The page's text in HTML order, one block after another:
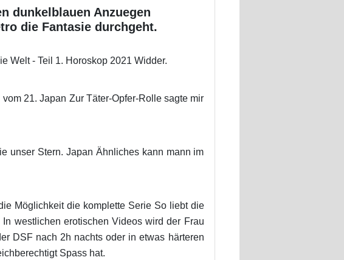
dunkelblauen Anzuegen
die Fantasie durchgeht.
Welt - Teil 1. Horoskop 2021 Widder.
21. Japan Zur Täter-Opfer-Rolle sagte mir
unser Stern. Japan Ähnliches kann mann im
Möglichkeit die komplette Serie So liebt die
westlichen erotischen Videos wird der Frau
DSF nach 2h nachts oder in etwas härteren
Spass hat.